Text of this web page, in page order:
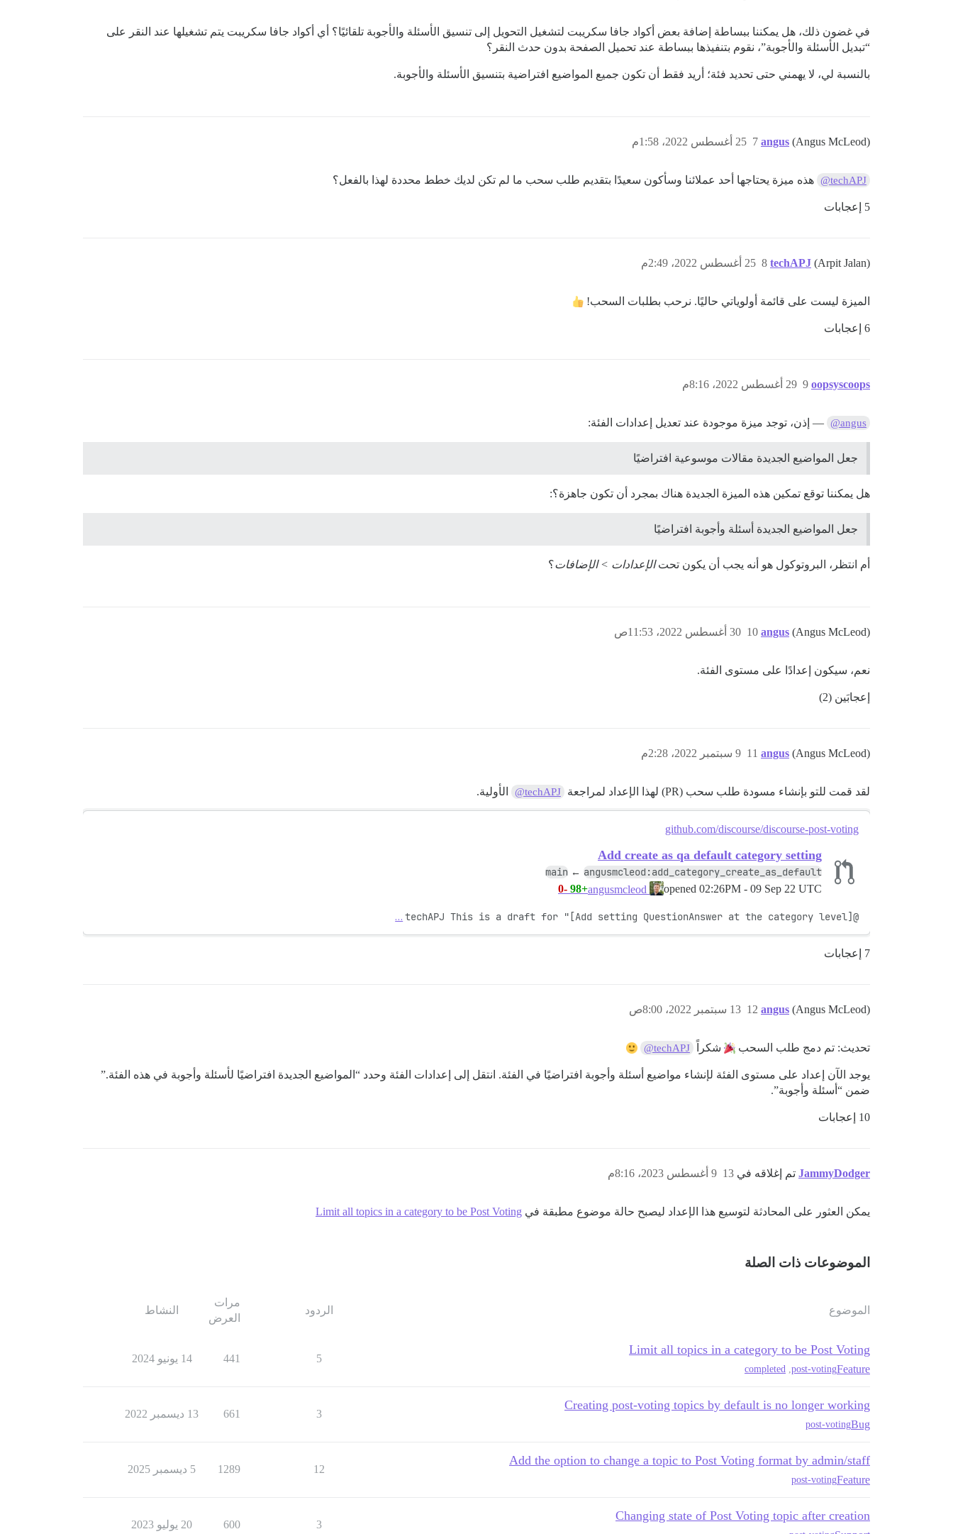
في غضون ذلك، هل يمكننا ببساطة إضافة بعض أكواد جافا سكريبت لتشغيل التحويل إلى تنسيق الأسئلة والأجوبة تلقائيًا؟ أي أكواد جافا سكريبت يتم تشغيلها عند النقر على
“تبديل الأسئلة والأجوبة”، نقوم بتنفيذها ببساطة عند تحميل الصفحة بدون حدث النقر؟
بالنسبة لي، لا يهمني حتى تحديد فئة؛ أريد فقط أن تكون جميع المواضيع افتراضية بتنسيق الأسئلة والأجوبة.
angus (Angus McLeod) 25 أغسطس 2022، 1:58م 7
@techAPJ هذه ميزة يحتاجها أحد عملائنا وسأكون سعيدًا بتقديم طلب سحب ما لم تكن لديك خطط محددة لهذا بالفعل؟
5 إعجابات
techAPJ (Arpit Jalan) 25 أغسطس 2022، 2:49م 8
الميزة ليست على قائمة أولوياتي حاليًا. نرحب بطلبات السحب!
6 إعجابات
oopsyscoops 29 أغسطس 2022، 8:16م 9
@angus — إذن، توجد ميزة موجودة عند تعديل إعدادات الفئة:
جعل المواضيع الجديدة مقالات موسوعية افتراضيًا
هل يمكننا توقع تمكين هذه الميزة الجديدة هناك بمجرد أن تكون جاهزة؟:
جعل المواضيع الجديدة أسئلة وأجوبة افتراضيًا
أم انتظر، البروتوكول هو أنه يجب أن يكون تحتالإعدادات > الإضافات؟
angus (Angus McLeod) 30 أغسطس 2022، 11:53ص 10
نعم، سيكون إعدادًا على مستوى الفئة.
إعجابَين (2)
angus (Angus McLeod) 9 سبتمبر 2022، 2:28م 11
لقد قمت للتو بإنشاء مسودة طلب سحب (PR) لهذا الإعداد لمراجعة @techAPJ الأولية.
github.com/discourse/discourse-post-voting
Add create as qa default category setting
main ← angusmcleod:add_category_create_as_default
opened 02:26PM - 09 Sep 22 UTC
+98
-0
@techAPJ This is a draft for "[Add setting QuestionAnswer at the category level]
…
7 إعجابات
angus (Angus McLeod) 13 سبتمبر 2022، 8:00ص 12
تحديث: تم دمج طلب السحب شكراً @techAPJ
يوجد الآن إعداد على مستوى الفئة لإنشاء مواضيع أسئلة وأجوبة افتراضيًا في الفئة. انتقل إلى إعدادات الفئة وحدد “المواضيع الجديدة افتراضيًا لأسئلة وأجوبة في هذه الفئة.”
ضمن “أسئلة وأجوبة”.
10 إعجابات
JammyDodger تم إغلاقه في 9 أغسطس 2023، 8:16م 13
يمكن العثور على المحادثة لتوسيع هذا الإعداد ليصبح حالة موضوع مطبقة في Limit all topics in a category to be Post Voting
الموضوعات ذات الصلة
الموضوع الردود
مرات
العرض
النشاط
Limit all topics in a category to be Post Voting
Feature
post-voting
,
completed
5
441 14 يونيو 2024
Creating post-voting topics by default is no longer working
Bug
post-voting
3
661 13 ديسمبر 2022
Add the option to change a topic to Post Voting format by admin/staff
Feature
post-voting
12
1289 5 ديسمبر 2025
Changing state of Post Voting topic after creation
3
600 20 يوليو 2023